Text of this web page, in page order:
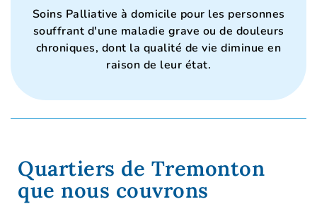
Soins Palliative à domicile pour les personnes
souffrant d'une maladie grave ou de douleurs
chroniques, dont la qualité de vie diminue en
raison de leur état.
Quartiers de Tremonton
que nous couvrons